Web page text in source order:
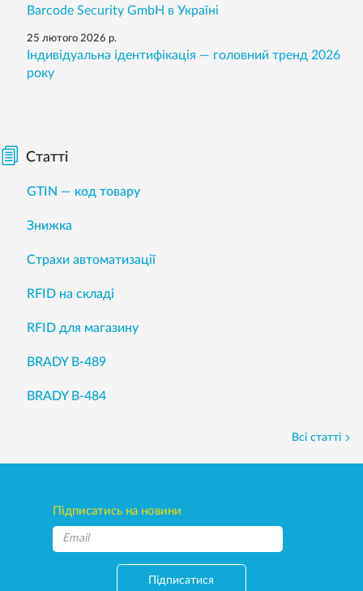
Barcode Security GmbH в Україні
25 лютого 2026 р.
Індивідуальна ідентифікація — головний тренд 2026
року
Статті
GTIN — код товару
Знижка
Страхи автоматизації
RFID на складі
RFID для магазину
BRADY B-489
BRADY B-484
Всі статті
Підписатись на новини
Підписатися